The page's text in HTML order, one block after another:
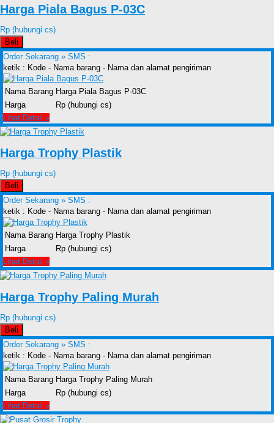
Harga Piala Bagus P-03C
Rp (hubungi cs)
Beli
Order Sekarang » SMS :
ketik : Kode - Nama barang - Nama dan alamat pengiriman
Nama Barang Harga Piala Bagus P-03C
Harga
Rp (hubungi cs)
Lihat Detail »
Harga Trophy Plastik
Rp (hubungi cs)
Beli
Order Sekarang » SMS :
ketik : Kode - Nama barang - Nama dan alamat pengiriman
Nama Barang Harga Trophy Plastik
Harga
Rp (hubungi cs)
Lihat Detail »
Harga Trophy Paling Murah
Rp (hubungi cs)
Beli
Order Sekarang » SMS :
ketik : Kode - Nama barang - Nama dan alamat pengiriman
Nama Barang Harga Trophy Paling Murah
Harga
Rp (hubungi cs)
Lihat Detail »